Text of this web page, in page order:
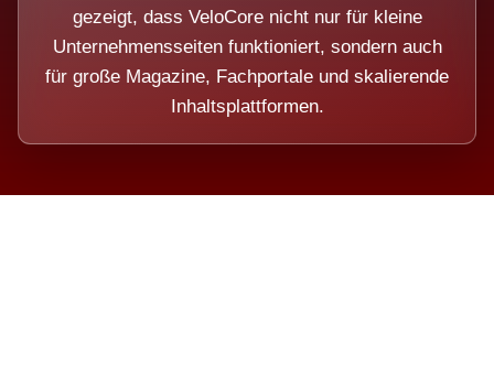
gezeigt, dass VeloCore nicht nur für kleine
Unternehmensseiten funktioniert, sondern auch
für große Magazine, Fachportale und skalierende
Inhaltsplattformen.